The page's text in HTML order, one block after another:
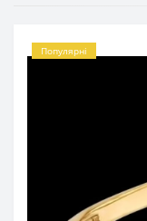
Популярні